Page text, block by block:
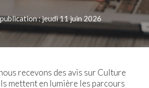
: jeudi 11 juin 2026
recevons des avis sur Culture
mettent en lumière les parcours